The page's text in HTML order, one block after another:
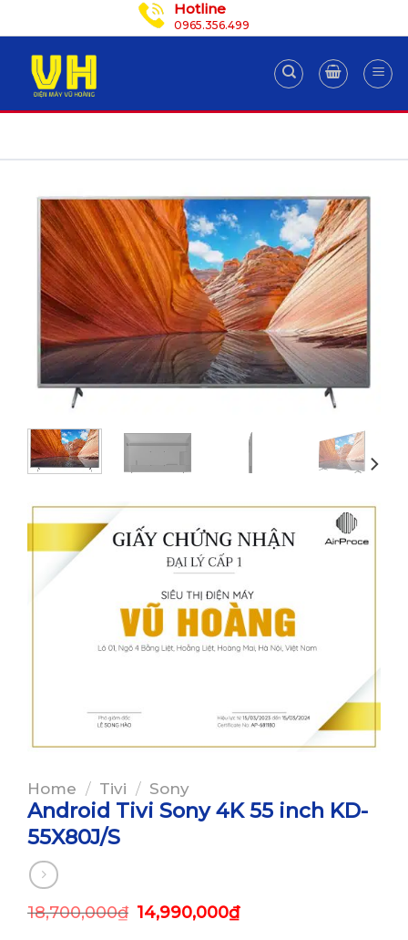
to
content
Hotline
0965.356.499
Home / Tivi / Sony
Android Tivi Sony 4K 55 inch KD-
55X80J/S
18,700,000₫ 14,990,000₫